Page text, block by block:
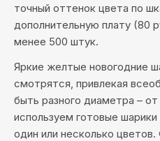
точный оттенок цвета по
дополнительную плату (80
менее 500 штук.
Яркие желтые новогодние
смотрятся, привлекая
быть разного диаметра –
используем готовые
один или несколько